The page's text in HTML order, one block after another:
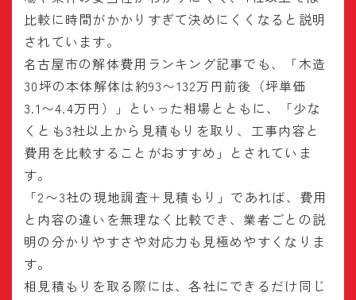
比較に時間がかかりすぎて決めにくくなると説明
されています。
名古屋市の解体費用ランキング記事でも、「木造
30坪の本体解体は約93〜132万円前後（坪単価
3.1〜4.4万円）」といった相場とともに、「少な
くとも3社以上から見積もりを取り、工事内容と
費用を比較することがおすすめ」とされていま
す。
「2〜3社の現地調査＋見積もり」であれば、費用
と内容の違いを無理なく比較でき、業者ごとの説
明の分かりやすさや対応力も見極めやすくなりま
す。
相見積もりを取る際には、各社にできるだけ同じ